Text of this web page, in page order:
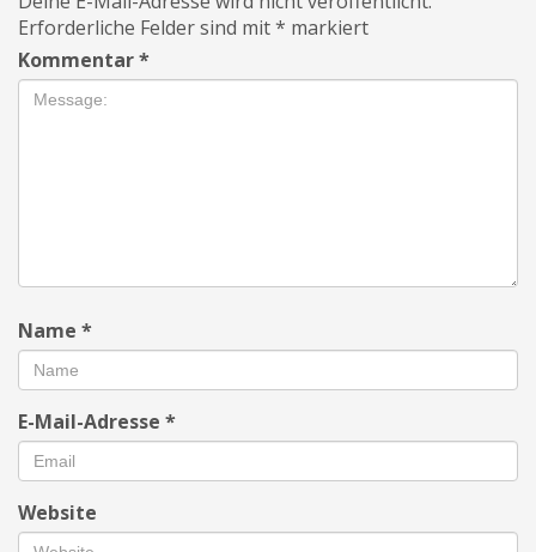
Erforderliche Felder sind mit* markiert
Kommentar*
Name *
E-Mail-Adresse *
Website